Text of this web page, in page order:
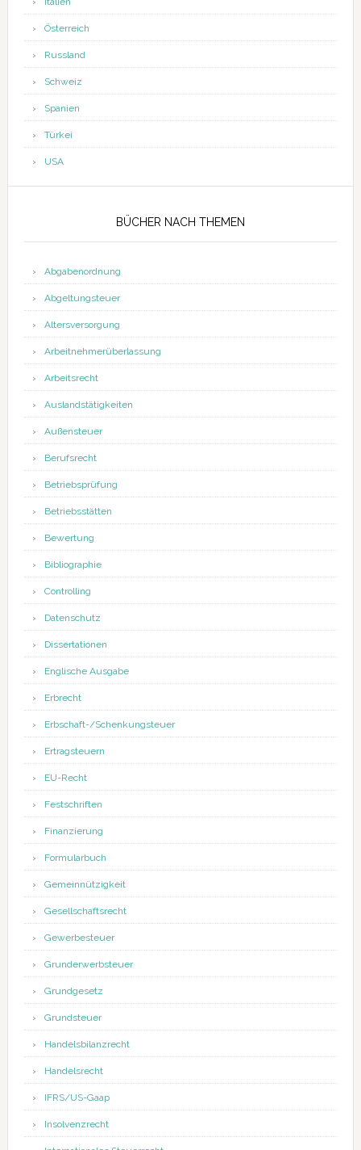
Österreich
Russland
Schweiz
Spanien
Türkei
USA
BÜCHER NACH THEMEN
Abgabenordnung
Abgeltungsteuer
Altersversorgung
Arbeitnehmerüberlassung
Arbeitsrecht
Auslandstätigkeiten
Außensteuer
Berufsrecht
Betriebsprüfung
Betriebsstätten
Bewertung
Bibliographie
Controlling
Datenschutz
Dissertationen
Englische Ausgabe
Erbrecht
Erbschaft-/Schenkungsteuer
Ertragsteuern
EU-Recht
Festschriften
Finanzierung
Formularbuch
Gemeinnützigkeit
Gesellschaftsrecht
Gewerbesteuer
Grunderwerbsteuer
Grundgesetz
Grundsteuer
Handelsbilanzrecht
Handelsrecht
IFRS/US-Gaap
Insolvenzrecht